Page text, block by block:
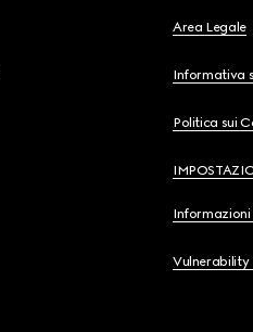
Area Legale
Informativa
Politica sui
Informazioni
Vulnerability